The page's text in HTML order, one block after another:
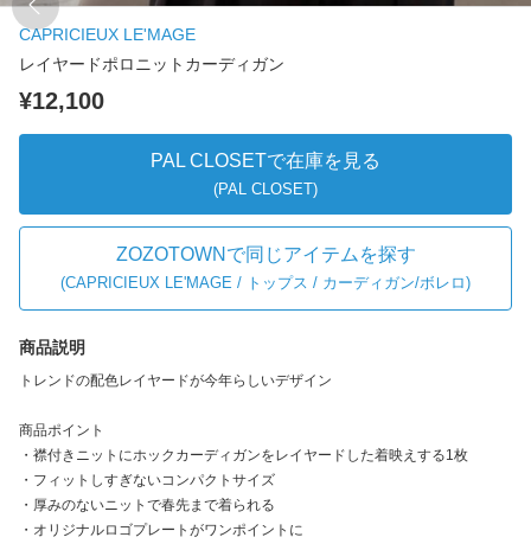
CAPRICIEUX LE'MAGE
レイヤードポロニットカーディガン
¥12,100
PAL CLOSETで在庫を見る
(PAL CLOSET)
ZOZOTOWNで同じアイテムを探す
(CAPRICIEUX LE'MAGE / トップス / カーディガン/ボレロ)
商品説明
トレンドの配色レイヤードが今年らしいデザイン
商品ポイント
・襟付きニットにホックカーディガンをレイヤードした着映えする1枚
・フィットしすぎないコンパクトサイズ
・厚みのないニットで春先まで着られる
・オリジナルロゴプレートがワンポイントに